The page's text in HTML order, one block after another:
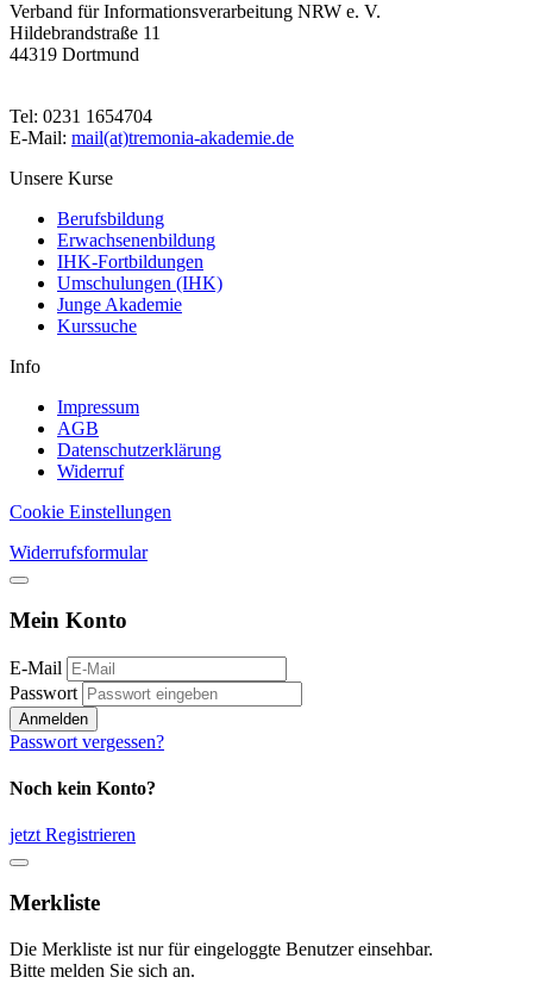
Verband für Informationsverarbeitung NRW e. V.
Hildebrandstraße 11
44319 Dortmund
Tel: 0231 1654704
E-Mail: mail(at)tremonia-akademie.de
Unsere Kurse
Berufsbildung
Erwachsenenbildung
IHK-Fortbildungen
Umschulungen (IHK)
Junge Akademie
Kurssuche
Info
Impressum
AGB
Datenschutzerklärung
Widerruf
Cookie Einstellungen
Widerrufsformular
Mein Konto
E-Mail
Passwort
Anmelden
Passwort vergessen?
Noch kein Konto?
jetzt Registrieren
Merkliste
Die Merkliste ist nur für eingeloggte Benutzer einsehbar.
Bitte melden Sie sich an.